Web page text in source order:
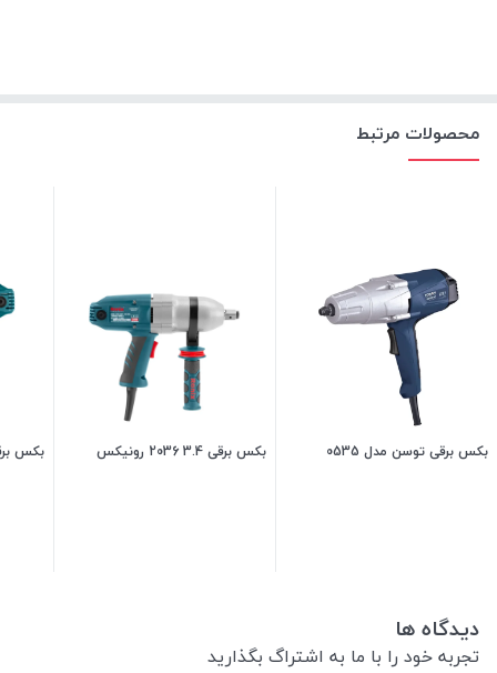
محصولات مرتبط
بکس برقی توسن مدل 0535 بکس برقی 3.4 2036 رونیکس بکس برقی 1/2
دیدگاه ها
تجربه خود را با ما به اشتراگ بگذارید